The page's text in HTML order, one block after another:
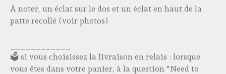
À noter, un éclat sur le dos et un éclat en haut de la
patte recollé (voir photos)
🗳️ si vous choisissez la livraison en relais : lorsque
vous êtes dans votre panier, à la question "Need to